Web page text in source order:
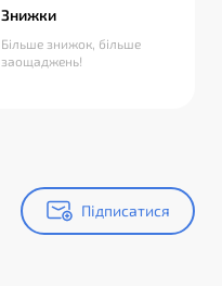
Знижки
Більше знижок, більше
заощаджень!
Підписатися
Підписатися